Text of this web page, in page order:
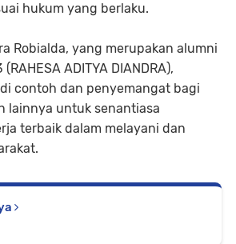
hukum yang berlaku.
Robialda, yang merupakan alumni
ADITYA DIANDRA),
contoh dan penyemangat bagi
lainnya untuk senantiasa
terbaik dalam melayani dan